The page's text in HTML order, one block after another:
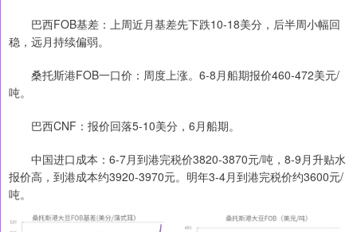
巴西FOB基差：上周近月基差先下跌10-18美分，后半周小幅回
稳，远月持续偏弱。
桑托斯港FOB一口价：周度上涨。6-8月船期报价460-472美元/
吨。
巴西CNF：报价回落5-10美分，6月船期。
中国进口成本：6-7月到港完税价3820-3870元/吨，8-9月升贴水
报价高，到港成本约3920-3970元。明年3-4月到港完税价约3600元/
吨。